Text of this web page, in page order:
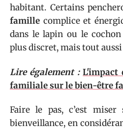
habitant. Certains
famille complice et
dans le lapin ou le
plus discret, mais tout
Lire également : L'impact
familiale sur le bien-être
Faire le pas, c’est
bienveillance, en